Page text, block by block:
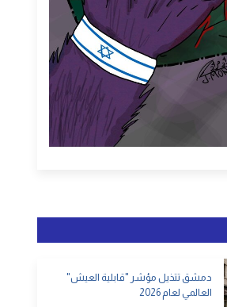
دمشق تتذيل مؤشر "قابلية العيش"
العالمي لعام 2026